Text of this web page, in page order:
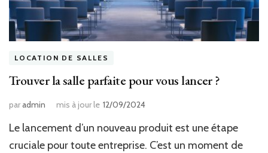
LOCATION DE SALLES
Trouver la salle parfaite pour vous lancer ?
paradmin mis à jour le 12/09/2024
Le lancement d’un nouveau produit est une étape
cruciale pour toute entreprise. C’est un moment de